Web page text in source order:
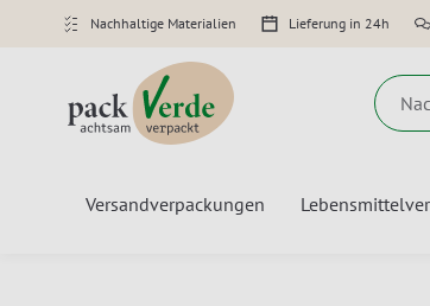
Nachhaltige Materialien Lieferung in 24h
Versandverpackungen